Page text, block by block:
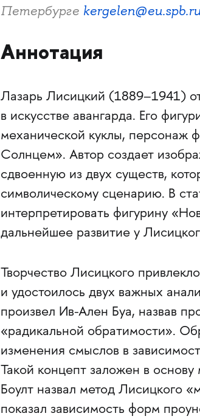
Петербурге
Аннотация
Лазарь Лисицкий (1889–1941)
в искусстве авангарда. Его
механической куклы, персонаж
Солнцем». Автор создает
сдвоенную из двух существ,
символическому сценарию. В
интерпретировать фигурину
дальнейшее развитие у
Творчество Лисицкого
и удостоилось двух важных
произвел Ив-­Ален Буа, назвав
«радикальной обратимости».
изменения смыслов в
Такой концепт заложен в
Боулт назвал метод Лисицкого
показал зависимость форм